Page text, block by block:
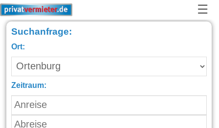
☰
Suchanfrage:
Ort:
Zeitraum: